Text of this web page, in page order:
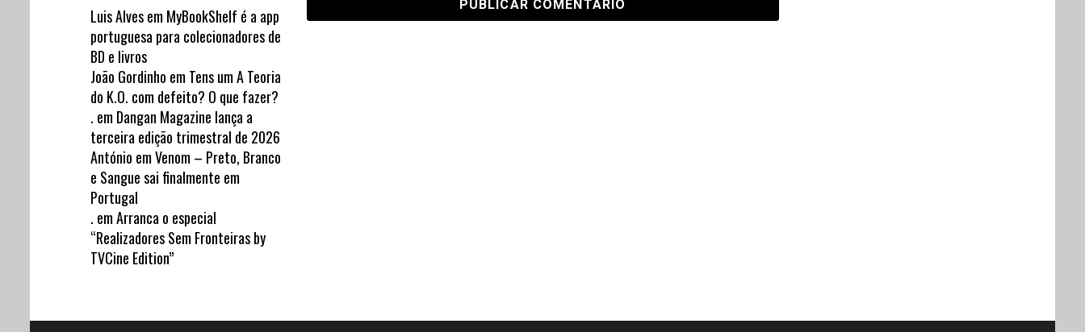
Luis Alvesem MyBookShelf é a app
portuguesa para colecionadores de
BD e livros
João Gordinho em Tens um A Teoria
do K.O. com defeito? O que fazer?
. em Dangan Magazine lança a
terceira edição trimestral de 2026
António emVenom – Preto, Branco
e Sangue sai finalmente em
Portugal
. emArranca o especial
“Realizadores Sem Fronteiras by
TVCine Edition”